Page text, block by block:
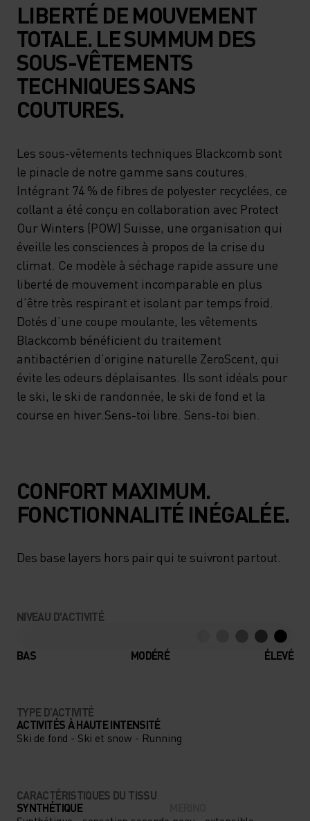
LIBERTÉ DE MOUVEMENT
TOTALE. LE SUMMUM DES
SOUS-VÊTEMENTS
TECHNIQUES SANS
COUTURES.
Les sous-vêtements techniques Blackcomb sont
le pinacle de notre gamme sans coutures.
Intégrant 74 % de fibres de polyester recyclées, ce
collant a été conçu en collaboration avec Protect
Our Winters (POW) Suisse, une organisation qui
éveille les consciences à propos de la crise du
climat. Ce modèle à séchage rapide assure une
liberté de mouvement incomparable en plus
d’être très respirant et isolant par temps froid.
Dotés d’une coupe moulante, les vêtements
Blackcomb bénéficient du traitement
antibactérien d’origine naturelle ZeroScent, qui
évite les odeurs déplaisantes. Ils sont idéals pour
le ski, le ski de randonnée, le ski de fond et la
course en hiver.Sens-toi libre. Sens-toi bien.
CONFORT MAXIMUM.
FONCTIONNALITÉ INÉGALÉE.
Des base layers hors pair qui te suivront partout.
NIVEAU D'ACTIVITÉ
BAS MODÉRÉ ÉLEVÉ
TYPE D’ACTIVITÉ
ACTIVITÉS À HAUTE INTENSITÉ
Ski de fond - Ski et snow - Running
CARACTÉRISTIQUES DU TISSU
SYNTHÉTIQUE